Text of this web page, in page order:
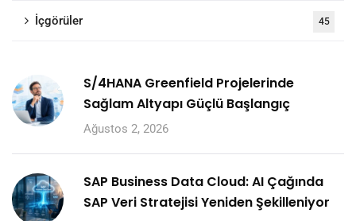
İçgörüler 45
S/4HANA Greenfield Projelerinde
Sağlam Altyapı Güçlü Başlangıç
Ağustos 2, 2026
SAP Business Data Cloud: AI Çağında
SAP Veri Stratejisi Yeniden Şekilleniyor